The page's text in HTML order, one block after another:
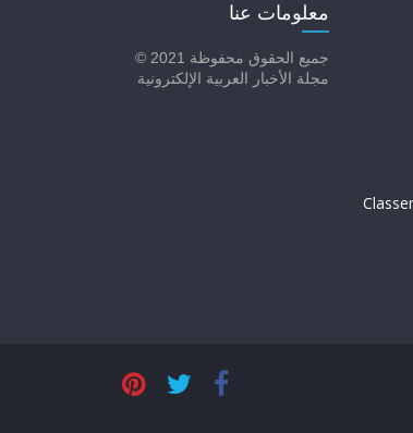
معلومات عنا
جميع الحقوق محفوظة 2021 ©
مجلة الأخبار العربية الإلكترونية